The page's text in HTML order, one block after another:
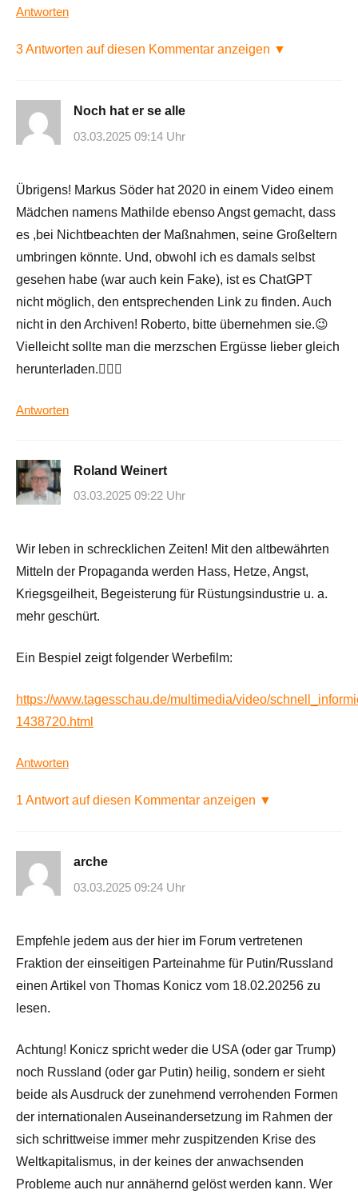
Antworten
3 Antworten auf diesen Kommentar anzeigen ▼
Noch hat er se alle
03.03.2025 09:14 Uhr
Übrigens! Markus Söder hat 2020 in einem Video einem
Mädchen namens Mathilde ebenso Angst gemacht, dass
es ,bei Nichtbeachten der Maßnahmen, seine Großeltern
umbringen könnte. Und, obwohl ich es damals selbst
gesehen habe (war auch kein Fake), ist es ChatGPT
nicht möglich, den entsprechenden Link zu finden. Auch
nicht in den Archiven! Roberto, bitte übernehmen sie.😉
Vielleicht sollte man die merzschen Ergüsse lieber gleich
herunterladen.🤷🏼‍♂️
Antworten
Roland Weinert
03.03.2025 09:22 Uhr
Wir leben in schrecklichen Zeiten! Mit den altbewährten
Mitteln der Propaganda werden Hass, Hetze, Angst,
Kriegsgeilheit, Begeisterung für Rüstungsindustrie u. a.
mehr geschürt.
Ein Bespiel zeigt folgender Werbefilm:
https://www.tagesschau.de/multimedia/video/
1438720.html
Antworten
1 Antwort auf diesen Kommentar anzeigen ▼
arche
03.03.2025 09:24 Uhr
Empfehle jedem aus der hier im Forum vertretenen
Fraktion der einseitigen Parteinahme für Putin/Russland
einen Artikel von Thomas Konicz vom 18.02.20256 zu
lesen.
Achtung! Konicz spricht weder die USA (oder gar Trump)
noch Russland (oder gar Putin) heilig, sondern er sieht
beide als Ausdruck der zunehmend verrohenden Formen
der internationalen Auseinandersetzung im Rahmen der
sich schrittweise immer mehr zuspitzenden Krise des
Weltkapitalismus, in der keines der anwachsenden
Probleme auch nur annähernd gelöst werden kann. Wer